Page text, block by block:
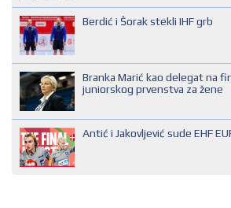
REGIONALNI SUDIJA
SUDIJA DRUGE KATEGORIJE
SUDIJA OMLADINAC
SUDIJA PRVE KATEGORIJE
Berdić i Šorak stekli IHF grb
Branka Marić kao delegat na
juniorskog prvenstva za žene
Antić i Jakovljević sude EHF